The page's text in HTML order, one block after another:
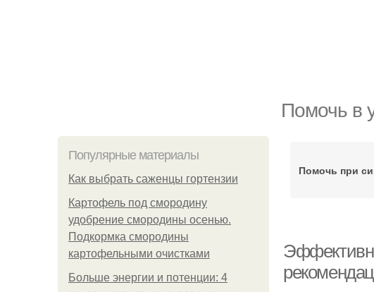
Помочь в
Популярные материалы
Как выбрать саженцы гортензии
Картофель под смородину
удобрение смородины осенью.
Подкормка смородины
картофельными очистками
Больше энергии и потенции: 4
Помочь при